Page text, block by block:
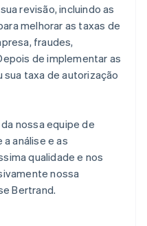
revisão, incluindo as
melhorar as taxas de
fraudes,
de implementar as
taxa de autorização
nossa equipe de
análise e as
qualidade e nos
nossa
Bertrand.